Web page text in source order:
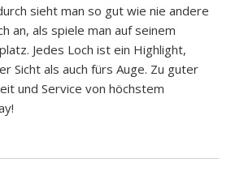
sieht man so gut wie nie andere
an, als spiele man auf seinem
Jedes Loch ist ein Highlight,
Sicht als auch fürs Auge. Zu guter
und Service von höchstem